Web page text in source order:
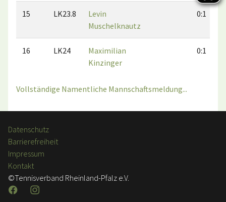
15 LK23.8
Levin
Muschelknautz
0:1
16 LK24
Maximilian
Kinzinger
0:1
Vollständige Namentliche Mannschaftsmeldung...
Datenschutz
Barrierefreiheit
Impressum
Kontakt
©Tennisverband Rheinland-Pfalz e.V.